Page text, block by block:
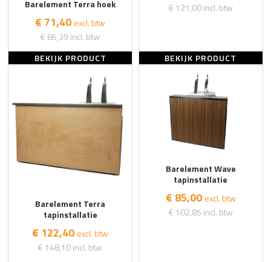
Barelement Terra hoek
€ 71,40 excl. btw
€ 86,39 incl. btw
BEKIJK PRODUCT
€ 121,00incl. btw
BEKIJK PRODUCT
Barelement Terra
tapinstallatie
€ 122,40 excl. btw
€ 148,10incl. btw
Barelement Wave
tapinstallatie
€ 85,00 excl. btw
€ 102,85 incl. btw